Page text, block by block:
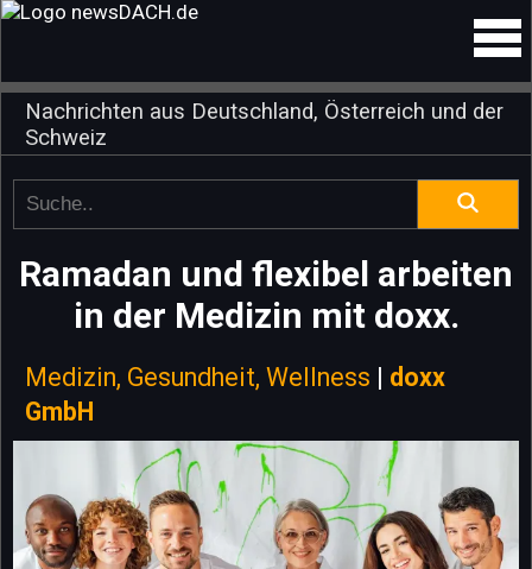
Nachrichten aus Deutschland, Österreich und der
Schweiz
Ramadan und flexibel arbeiten
in der Medizin mit doxx.
Medizin, Gesundheit, Wellness | doxx
GmbH